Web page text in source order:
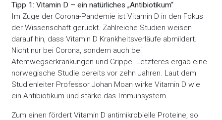
Tipp 1: Vitamin D – ein natürliches „Antibiotikum“
Im Zuge der Corona-Pandemie ist Vitamin D in den Fokus
der Wissenschaft gerückt. Zahlreiche Studien weisen
darauf hin, dass Vitamin D Krankheitsverläufe abmildert.
Nicht nur bei Corona, sondern auch bei
Atemwegserkrankungen und Grippe. Letzteres ergab eine
norwegische Studie bereits vor zehn Jahren. Laut dem
Studienleiter Professor Johan Moan wirke Vitamin D wie
ein Antibiotikum und stärke das Immunsystem.
Zum einen fördert Vitamin D antimikrobielle Proteine, so